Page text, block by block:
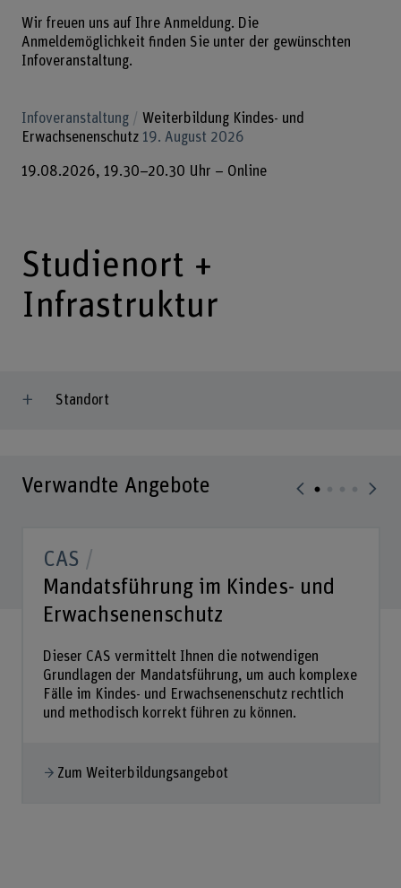
Wir freuen uns auf Ihre Anmeldung. Die
Anmeldemöglichkeit finden Sie unter der gewünschten
Infoveranstaltung.
Infoveranstaltung
Weiterbildung Kindes- und
Erwachsenenschutz 19. August 2026
19.08.2026, 19.30–20.30 Uhr – Online
Studienort +
Infrastruktur
Standort
Verwandte Angebote
CAS
Mandatsführung im Kindes- und
Erwachsenenschutz
Dieser CAS vermittelt Ihnen die notwendigen
Grundlagen der Mandatsführung, um auch komplexe
Fälle im Kindes- und Erwachsenenschutz rechtlich
und methodisch korrekt führen zu können.
Zum Weiterbildungsangebot